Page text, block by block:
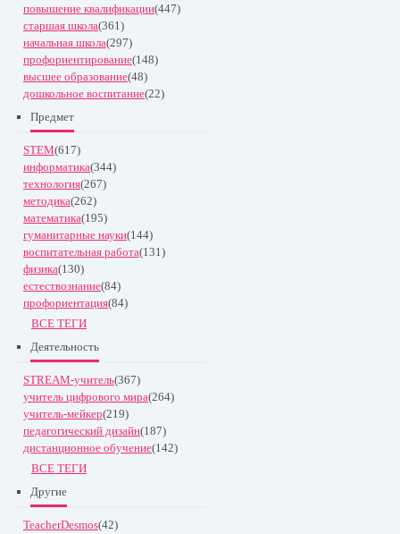
повышение квалификации(447)
старшая школа(361)
начальная школа(297)
профориентирование(148)
высшее образование(48)
дошкольное воспитание(22)
Предмет
STEM(617)
информатика(344)
технология(267)
методика(262)
математика(195)
гуманитарные науки(144)
воспитательная работа(131)
физика(130)
естествознание(84)
профориентация(84)
ВСЕ ТЕГИ
Деятельность
STREAM-учитель(367)
учитель цифрового мира(264)
учитель-мейкер(219)
педагогический дизайн(187)
дистанционное обучение(142)
ВСЕ ТЕГИ
Другие
TeacherDesmos(42)